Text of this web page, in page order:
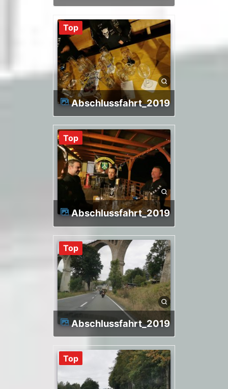
Top
Abschlussfahrt_2019
Top
Abschlussfahrt_2019
Top
Abschlussfahrt_2019
Top